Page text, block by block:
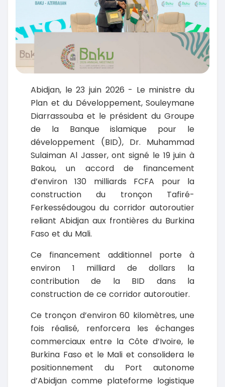
Abidjan, le 23 juin 2026 - Le ministre du
Plan et du Développement, Souleymane
Diarrassouba et le président du Groupe
de la Banque islamique pour le
développement (BID), Dr. Muhammad
Sulaiman Al Jasser, ont signé le 19 juin à
Bakou, un accord de financement
d’environ 130 milliards FCFA pour la
construction du tronçon Tafiré-
Ferkessédougou du corridor autoroutier
reliant Abidjan aux frontières du Burkina
Faso et du Mali.
Ce financement additionnel porte à
environ 1 milliard de dollars la
contribution de la BID dans la
construction de ce corridor autoroutier.
Ce tronçon d’environ 60 kilomètres, une
fois réalisé, renforcera les échanges
commerciaux entre la Côte d’Ivoire, le
Burkina Faso et le Mali et consolidera le
positionnement du Port autonome
d’Abidjan comme plateforme logistique